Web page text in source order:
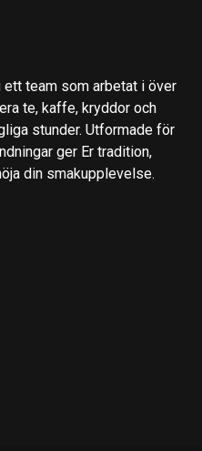
ett team som arbetat i över
te, kaffe, kryddor och
stunder. Utformade för
ger Er tradition,
din smakupplevelse.